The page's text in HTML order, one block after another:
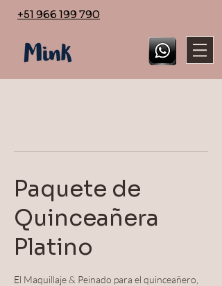
+51 966 199 790
Paquete de
Quinceañera
Platino
El Maquillaje & Peinado para el quinceañero,